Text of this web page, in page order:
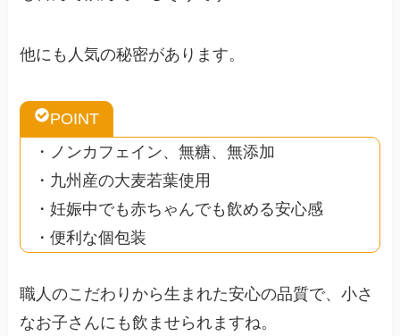
他にも人気の秘密があります。
POINT
・ノンカフェイン、無糖、無添加
・九州産の大麦若葉使用
・妊娠中でも赤ちゃんでも飲める安心感
・便利な個包装
職人のこだわりから生まれた安心の品質で、小さ
なお子さんにも飲ませられますね。